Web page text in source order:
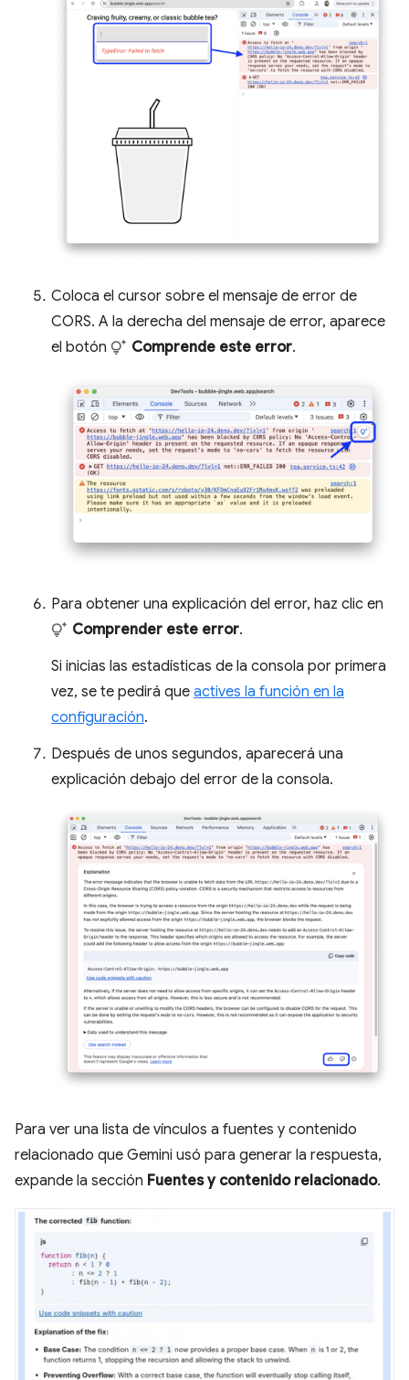
Coloca el cursor sobre el mensaje de error de
CORS. A la derecha del mensaje de error, aparece
el botón
Comprende este error.
Para obtener una explicación del error, haz clic en
Comprender este error.
Si inicias las estadísticas de la consola por primera
vez, se te pedirá que actives la función en la
configuración.
Después de unos segundos, aparecerá una
explicación debajo del error de la consola.
Para ver una lista de vínculos a fuentes y contenido
relacionado que Gemini usó para generar la respuesta,
expande la sección Fuentes y contenido relacionado.